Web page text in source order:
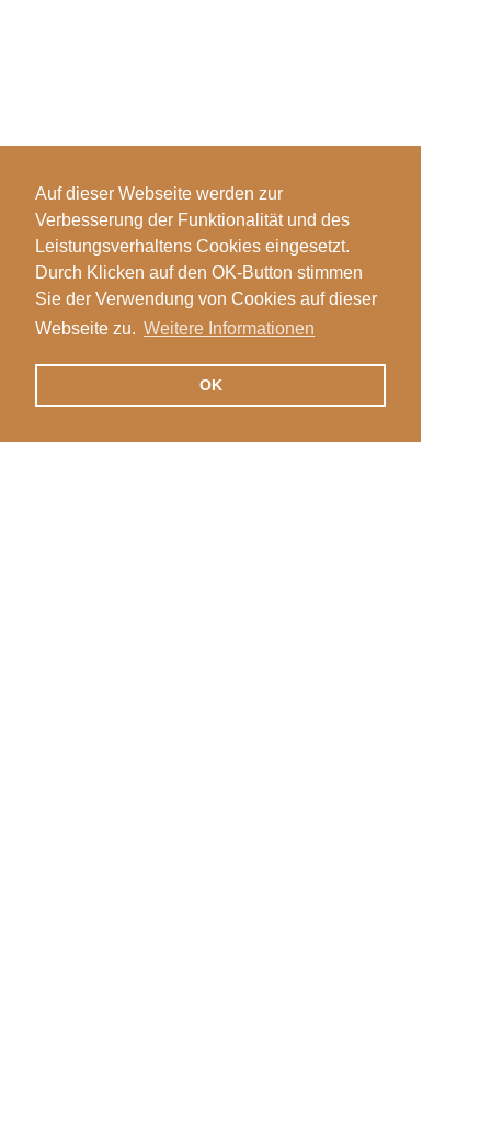
Auf dieser Webseite werden zur
Verbesserung der Funktionalität und des
Leistungsverhaltens Cookies eingesetzt.
Durch Klicken auf den OK-Button stimmen
Sie der Verwendung von Cookies auf dieser
Webseite zu. Weitere Informationen
OK